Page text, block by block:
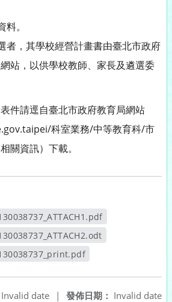
。
者，其學校經營計畫書由臺北市政府
站，以供學校教師、家長及遴選委
件請逕自臺北市政府教育局網站
科室業務/中等教育科/市
關資訊）下載。
另開新視窗
另開新視窗
發佈日期： Invalid date
Invalid date
|